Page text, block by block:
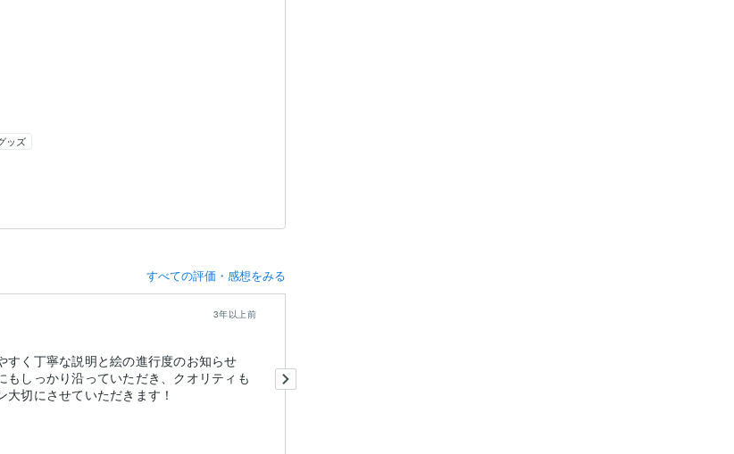
ッズ
すべての評価・感想をみる
3年以上前
く丁寧な説明と絵の進行度のお知らせ
しっかり沿っていただき、クオリティも
切にさせていただきます！